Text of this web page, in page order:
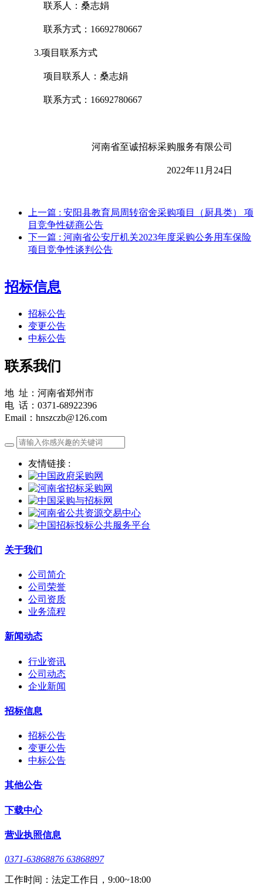
联系人： 桑志娟
联系方式： 16692780667
3.项目联系方式
项目联系人： 桑志娟
联系方式： 16692780667
河南省至诚招标采购服务有限公司
2022年11 月 24日
上一篇 : 安阳县教育局周转宿舍采购项目（厨具类） 项
目竞争性磋商公告
下一篇 : 河南省公安厅机关2023年度采购公务用车保险
项目竞争性谈判公告
招标信息
招标公告
变更公告
中标公告
联系我们
地 址：河南省郑州市
电 话：0371-68922396
Email：hnszczb@126.com
友情链接 :
关于我们
公司简介
公司荣誉
公司资质
业务流程
新闻动态
行业资讯
公司动态
企业新闻
招标信息
招标公告
变更公告
中标公告
其他公告
下载中心
营业执照信息
0371-63868876 63868897
工作时间：法定工作日，9:00~18:00